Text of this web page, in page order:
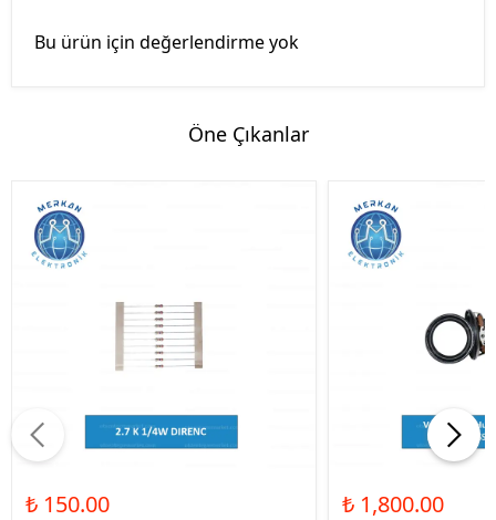
Bu ürün için değerlendirme yok
Öne Çıkanlar
₺ 150.00 ₺ 1,800.00